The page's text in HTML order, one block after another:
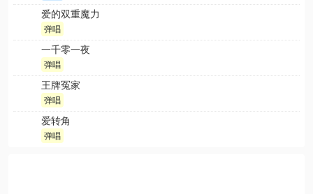
爱的双重魔力
弹唱
一千零一夜
弹唱
王牌冤家
弹唱
爱转角
弹唱